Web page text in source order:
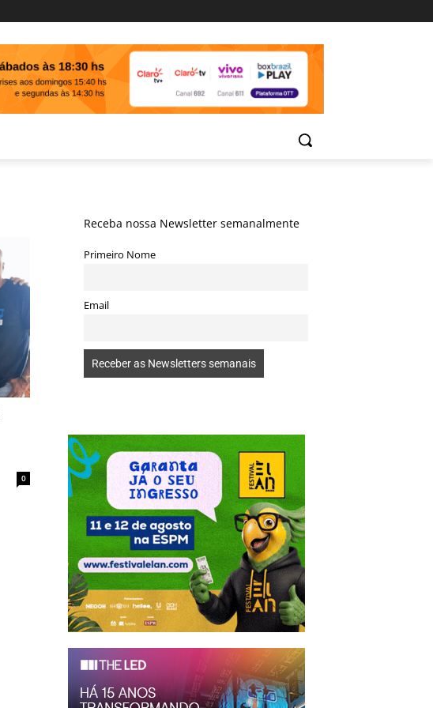
0
Receba nossa Newsletter semanalmente
Primeiro Nome
Email